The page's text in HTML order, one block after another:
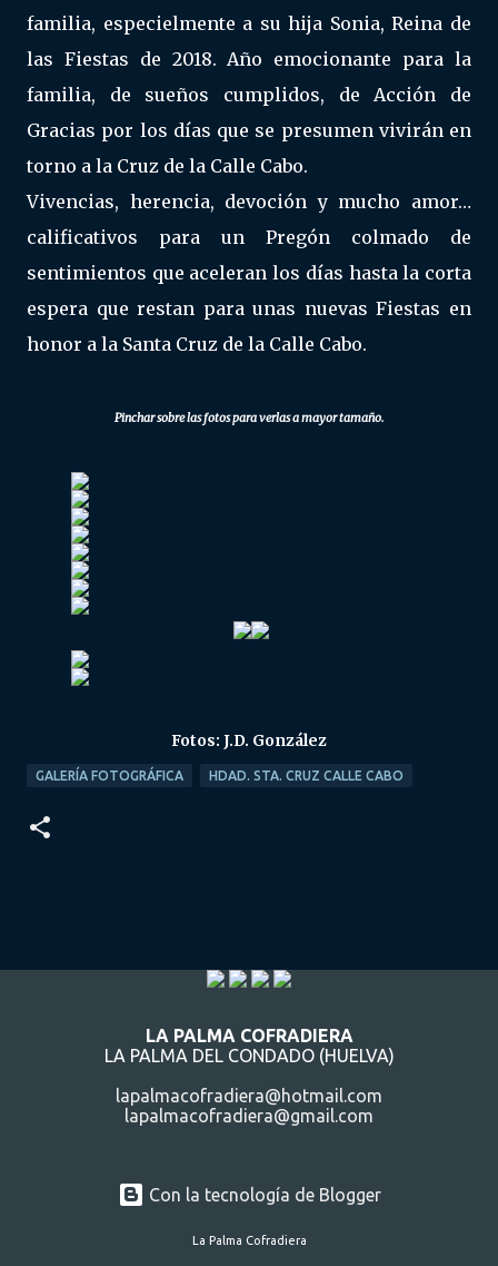
familia, especielmente a su hija Sonia, Reina de
las Fiestas de 2018. Año emocionante para la
familia, de sueños cumplidos, de Acción de
Gracias por los días que se presumen vivirán en
torno a la Cruz de la Calle Cabo.
Vivencias, herencia, devoción y mucho amor…
calificativos para un Pregón colmado de
sentimientos que aceleran los días hasta la corta
espera que restan para unas nuevas Fiestas en
honor a la Santa Cruz de la Calle Cabo.
Pinchar sobre las fotos para verlas a mayor tamaño.
Fotos: J.D. González
GALERÍA FOTOGRÁFICA HDAD. STA. CRUZ CALLE CABO
LA PALMA COFRADIERA
LA PALMA DEL CONDADO (HUELVA)
lapalmacofradiera@hotmail.com
lapalmacofradiera@gmail.com
Con la tecnología de Blogger
La Palma Cofradiera